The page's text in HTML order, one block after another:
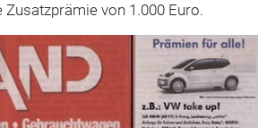
von 1.000 Euro.